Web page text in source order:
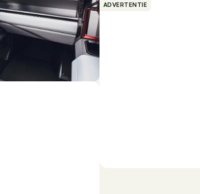
ADVERTENTIE